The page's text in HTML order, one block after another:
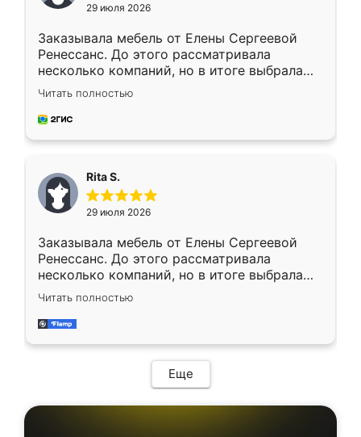
29 июля 2026
Заказывала мебель от Елены Сергеевой
Ренессанс. До этого рассматривала
несколько компаний, но в итоге выбрала
эту. Сначала обговорили условия, потом
приехал замерщик, всё спокойно объяснил
и снял размеры. Изготовили в срок, с
каких-либо доработок. Качеством осталась
довольна, все выглядит так, как и ожидала.
Читать полностью
Rita S.
29 июля 2026
Заказывала мебель от Елены Сергеевой
Ренессанс. До этого рассматривала
несколько компаний, но в итоге выбрала
эту. Сначала обговорили условия, потом
приехал замерщик, всё спокойно объяснил
и снял размеры. Изготовили в срок, с
мебель сразу встала на свое место без
каких-либо доработок. Качеством осталась
довольна, все выглядит так, как и ожидала.
Читать полностью
Еще